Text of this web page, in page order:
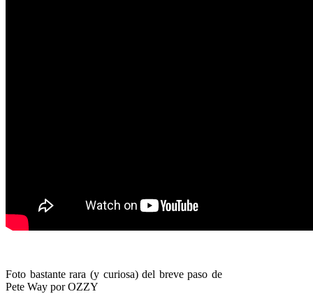
Foto bastante rara (y curiosa) del breve paso de
Pete Way por OZZY